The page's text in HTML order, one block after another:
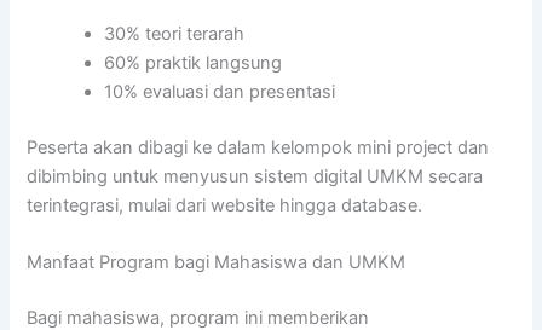
30% teori terarah
60% praktik langsung
10% evaluasi dan presentasi
Peserta akan dibagi ke dalam kelompok mini project dan
dibimbing untuk menyusun sistem digital UMKM secara
terintegrasi, mulai dari website hingga database.
Manfaat Program bagi Mahasiswa dan UMKM
Bagi mahasiswa, program ini memberikan